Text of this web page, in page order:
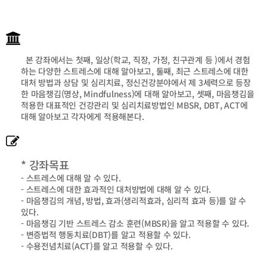
본 강좌에서는 첫째, 일상(학교, 직장, 가정, 친구관계 등 )에서 경험
하는 다양한 스트레스에 대해 알아보고, 둘째, 최근 스트레스에 대한
대처 방법과 상담 및 심리치료, 정신건강분야에서 제 3세력으로 등장
한 마음챙김(명상, Mindfulness)에 대해 알아보고, 셋째, 마음챙김을
적용한 대표적인 건강관리 및 심리치료방법인 MBSR, DBT, ACT에
대해 알아보고 각자에게 적용해본다.
* 강좌목표
- 스트레스에 대해 알 수 있다.
- 스트레스에 대한 효과적인 대처방법에 대해 알 수 있다.
- 마음챙김의 개념, 방법, 효과(생리적효과, 심리적 효과 등)를 알 수
있다.
- 마음챙김 기반 스트레스 감소 훈련(MBSR)을 알고 적용할 수 있다.
- 변증법적 행동치료(DBT)를 알고 적용할 수 있다.
- 수용전념치료(ACT)를 알고 적용할 수 있다.